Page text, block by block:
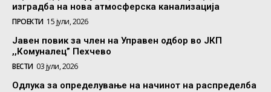
изградба на нова атмосферска канализација
ПРОЕКТИ 15 јули, 2026
Јавен повик за член на Управен одбор во ЈКП
,,Комуналец” Пехчево
ВЕСТИ 03 јули, 2026
Одлука за определување на начинот на распределба